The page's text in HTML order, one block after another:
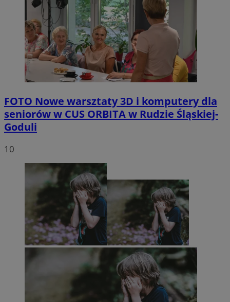
FOTO Nowe warsztaty 3D i komputery dla
seniorów w CUS ORBITA w Rudzie Śląskiej-
Goduli
10